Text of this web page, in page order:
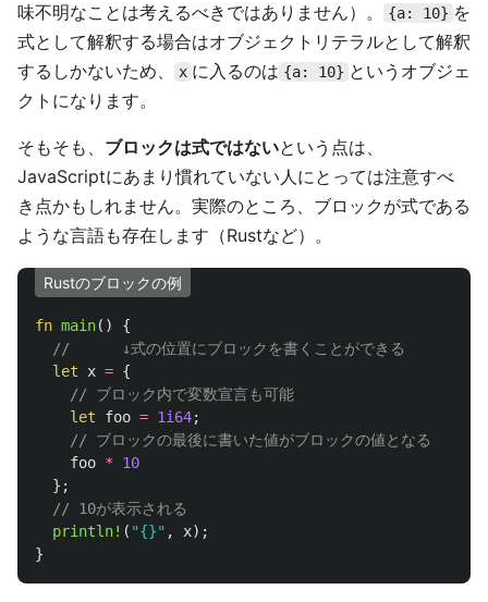
味不明なことは考えるべきではありません）。
{a: 10} を
式として解釈する場合はオブジェクトリテラルとして解釈
するしかないため、
x に入るのは {a: 10} というオブジェ
クトになります。
そもそも、 ブロックは式ではないという点は、
JavaScriptにあまり慣れていない人にとっては注意すべ
き点かもしれません。実際のところ、ブロックが式である
ような言語も存在します（Rustなど）。
Rustのブロックの例
fn main()
{
//      ↓式の位置にブロックを書くことができる
let
x = {
// ブロック内で変数宣言も可能
let
foo = 1i64;
// ブロックの最後に書いた値がブロックの値となる
foo *
10
};
// 10が表示される
println! ( "{}" , x);
}